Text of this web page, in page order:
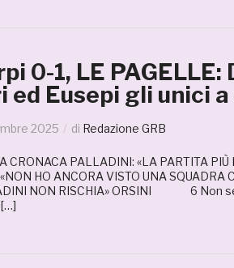
0-1, LE PAGELLE:
ed Eusepi gli unici
2025 di Redazione GRB
CRONACA PALLADINI: «LA PARTITA PIÙ
HO ANCORA VISTO UNA SQUADRA
NON RISCHIA» ORSINI 6 Non